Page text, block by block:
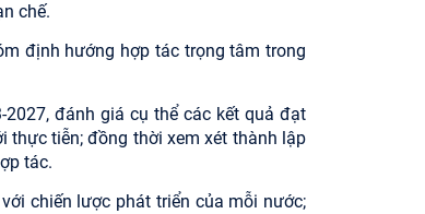
chế.
định hướng hợp tác trọng tâm trong
đánh giá cụ thể các kết quả đạt
thực tiễn; đồng thời xem xét thành lập
tác.
chiến lược phát triển của mỗi nước;